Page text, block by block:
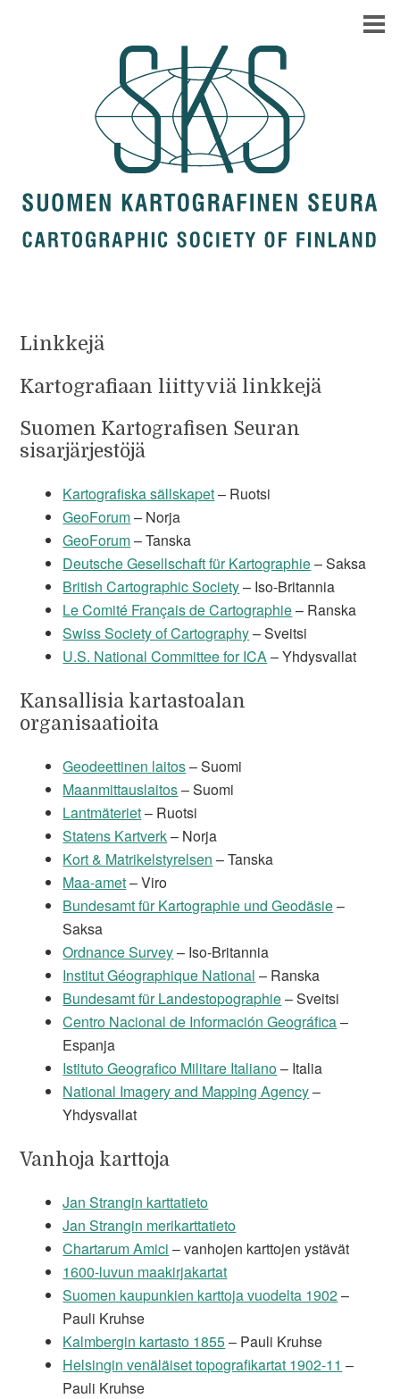
Linkkejä
Kartografiaan liittyviä linkkejä
Suomen Kartografisen Seuran
sisarjärjestöjä
Kartografiska sällskapet– Ruotsi
GeoForum– Norja
GeoForum– Tanska
Deutsche Gesellschaft für Kartographie– Saksa
British Cartographic Society– Iso-Britannia
Le Comité Français de Cartographie– Ranska
Swiss Society of Cartography– Sveitsi
U.S. National Committee for ICA– Yhdysvallat
Kansallisia kartastoalan
organisaatioita
Geodeettinen laitos– Suomi
Maanmittauslaitos– Suomi
Lantmäteriet– Ruotsi
Statens Kartverk– Norja
Kort & Matrikelstyrelsen – Tanska
Maa-amet– Viro
Bundesamt für Kartographie und Geodäsie–
Saksa
Ordnance Survey– Iso-Britannia
Institut Géographique National – Ranska
Bundesamt für Landestopographie– Sveitsi
Centro Nacional de Información Geográfica–
Espanja
Istituto Geografico Militare Italiano– Italia
National Imagery and Mapping Agency–
Yhdysvallat
Vanhoja karttoja
Jan Strangin karttatieto
Jan Strangin merikarttatieto
Chartarum Amici – vanhojen karttojen ystävät
1600-luvun maakirjakartat
Suomen kaupunkien karttoja vuodelta 1902–
Pauli Kruhse
Kalmbergin kartasto 1855– Pauli Kruhse
Helsingin venäläiset topografikartat 1902-11 –
Pauli Kruhse